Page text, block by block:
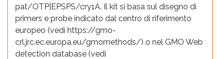
pat/OTP|EPSPS/cry1A. Il kit si basa sul disegno di
primers e probe indicato dal centro di riferimento
europeo (vedi https://gmo-
crl.jrc.ec.europa.eu/gmomethods/) o nel GMO Web
detection database (vedi